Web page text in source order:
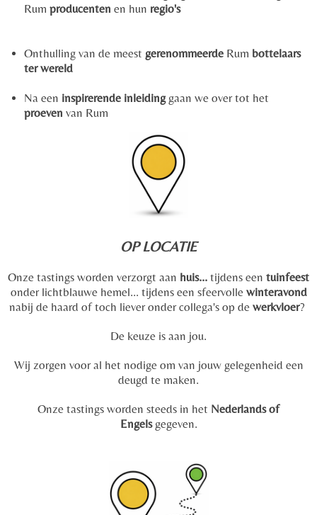
Rum producenten en hun regio's
Onthulling van de meest gerenommeerde Rum bottelaars
ter wereld
Na een inspirerende inleidinggaan we over tot het
proeven van Rum
OP LOCATIE
Onze tastings worden verzorgt aan huis... tijdens een tuinfeest
onder lichtblauwe hemel... tijdens een sfeervolle winteravond
nabij de haard of toch liever onder collega's op de werkvloer?
De keuze is aan jou.
Wij zorgen voor al het nodige om van jouw gelegenheid een
deugd te maken.
Onze tastings worden steeds in het Nederlands of
Engelsgegeven.